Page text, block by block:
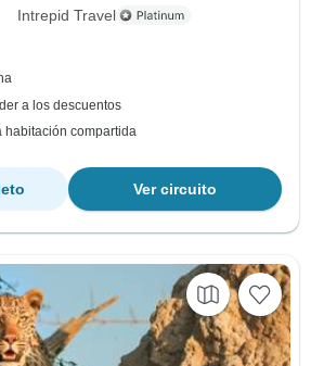
Intrepid Travel
a los descuentos
habitación compartida
Ver circuito